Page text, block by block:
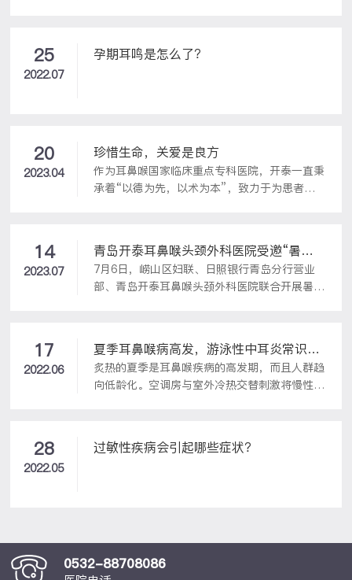
喘和过敏性鼻炎是同一气道、同一疾病。在鼻腔
出现反复鼻塞、流鼻涕、鼻痒、打喷嚏等，在咽
预防哮喘发生的关键。引发过敏性鼻炎的过敏原
一般通过吸入、食入的方式进入人体导致过敏...
25
2022.07
孕期耳鸣是怎么了？
20
2023.04
珍惜生命，关爱是良方
作为耳鼻喉国家临床重点专科医院，开泰一直秉
承着“以德为先，以术为本”，致力于为患者提
任。多年来，医院坚持不懈地自主举办、积极参
与各种义诊活动，让更多人享受到医疗资源的同
时，也提高了居民的健康素养和防病意识。
14
2023.07
青岛开泰耳鼻喉头颈外科医院受邀“暑期
儿童红色金融研学教育特训营”护航儿童
健康，快乐“童”行
7月6日，崂山区妇联、日照银行青岛分行营业
部、青岛开泰耳鼻喉头颈外科医院联合开展暑期
诊，本次义诊主要针对孩子的耳鼻喉、牙齿等进
行检查。
17
2022.06
夏季耳鼻喉病高发，游泳性中耳炎常识早
知道
炙热的夏季是耳鼻喉疾病的高发期，而且人群趋
向低龄化。空调房与室外冷热交替刺激将慢性鼻
发哮喘或上呼吸道感染，高温干燥还易引起鼻出
血；夏季游泳的人多，泳池的水不及时更换，是
染、鼓室积液；儿童的咽鼓管比成年人短平宽，
防御功能差，因此更容易罹患耳部疾病。什么...
28
2022.05
过敏性疾病会引起哪些症状？
0532-88708086